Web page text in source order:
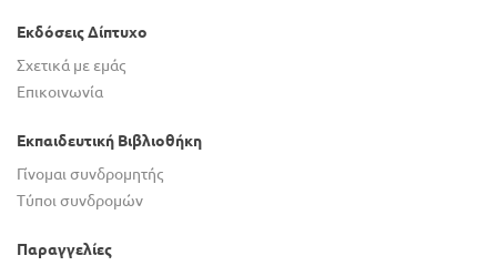
Εκδόσεις Δίπτυχο
Σχετικά με εμάς
Επικοινωνία
Εκπαιδευτική Βιβλιοθήκη
Γίνομαι συνδρομητής
Τύποι συνδρομών
Παραγγελίες